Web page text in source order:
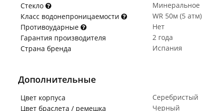
Стекло
Минеральное
Класс водонепроницаемости
WR 50м (5 атм)
Противоударные
Нет
Гарантия производителя
2 года
Страна бренда
Испания
Дополнительные
Цвет корпуса
Серебристый
Цвет браслета / ремешка
Черный